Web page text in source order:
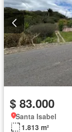
$ 83.000
Santa Isabel
1.813 m²